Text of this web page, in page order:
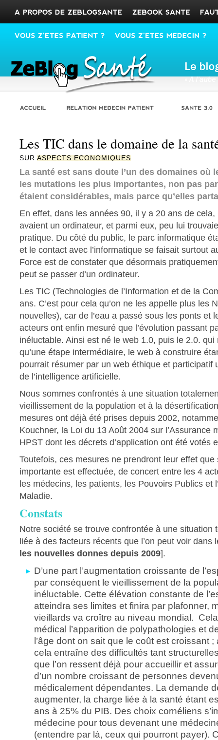
Les TIC dans le domaine de la
SUR ASPECTS ECONOMIQUES
La santé est sans doute l’un des domaines où
les mutations les plus importantes, non pas
étaient considérables, mais parce qu’elles
En effet, dans les années 90, il y a 20 ans de
avaient un ordinateur, et parmi eux, peu lui
pratique. Du côté du public, le parc informatique
et le contact avec l’informatique se faisait surtout
Force est de constater que désormais
peut se passer d’un ordinateur.
Les TIC (Technologies de l’Information et de la
ans. C’est pour cela qu’on ne les appelle plus les
nouvelles), car de l’eau a passé sous les ponts et
acteurs ont enfin mesuré que l’évolution passant
inéluctable. Ainsi est né le web 1.0, puis le 2.0. qui
qu’une étape intermédiaire, le web à construire
pourrait résumer par un web éthique et participatif
de l’intelligence artificielle.
Nous sommes confrontés à une situation
vieillissement de la population et à la
mesures ont déjà été prises depuis 2002,
Kouchner, la Loi du 13 Août 2004 sur l’Assurance
HPST dont les décrets d’application ont été votés
Toutefois, ces mesures ne prendront leur effet que
importante est effectuée, de concert entre les 4
les médecins, les patients, les Pouvoirs Publics et
Maladie.
Constats
Notre société se trouve confrontée à une situation
liée à des facteurs récents que l’on peut voir dans
les nouvelles donnes depuis 2009].
D’une part l’augmentation croissante de
par conséquent le vieillissement de la
inéluctable. Cette élévation constante de
atteindra ses limites et finira par plafonner,
vieillards va croître au niveau mondial.
médical l’apparition de polypathologies et
l’âge dont on sait que le coût est croissant
cela entraîne des difficultés tant
que l’on ressent déjà pour accueillir et
d’un nombre croissant de personnes
médicalement dépendantes. La demande
augmenter, la charge liée à la santé étant
ans à 25% du PIB. Des choix cornéliens
médecine pour tous devenant une
(entendre par là, ceux qui pourront payer).